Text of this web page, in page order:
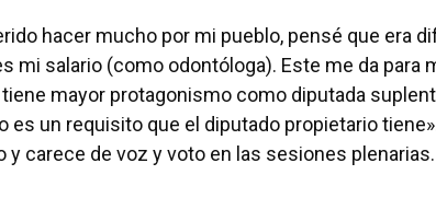
hacer mucho por mi pueblo, pensé que era
mi salario (como odontóloga). Este me da para
tiene mayor protagonismo como diputada
es un requisito que el diputado propietario
y carece de voz y voto en las sesiones plenarias.